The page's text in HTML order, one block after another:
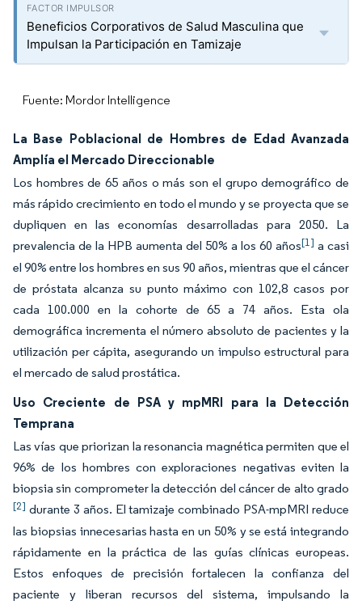
Beneficios Corporativos de Salud Masculina que
Impulsan la Participación en Tamizaje
Fuente: Mordor Intelligence
La Base Poblacional de Hombres de Edad Avanzada
Amplía el Mercado Direccionable
Los hombres de 65 años o más son el grupo demográfico de
más rápido crecimiento en todo el mundo y se proyecta que se
dupliquen en las economías desarrolladas para 2050. La
prevalencia de la HPB aumenta del 50% a los 60 años[1] a casi
el 90% entre los hombres en sus 90 años, mientras que el cáncer
de próstata alcanza su punto máximo con 102,8 casos por
cada 100.000 en la cohorte de 65 a 74 años. Esta ola
demográfica incrementa el número absoluto de pacientes y la
utilización per cápita, asegurando un impulso estructural para
el mercado de salud prostática.
Uso Creciente de PSA y mpMRI para la Detección
Temprana
Las vías que priorizan la resonancia magnética permiten que el
96% de los hombres con exploraciones negativas eviten la
biopsia sin comprometer la detección del cáncer de alto grado
[2] durante 3 años. El tamizaje combinado PSA-mpMRI reduce
las biopsias innecesarias hasta en un 50% y se está integrando
rápidamente en la práctica de las guías clínicas europeas.
Estos enfoques de precisión fortalecen la confianza del
paciente y liberan recursos del sistema, impulsando la